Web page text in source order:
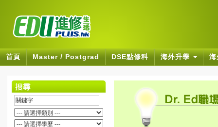
首頁 Master / Postgrad DSE點修科 海外升學